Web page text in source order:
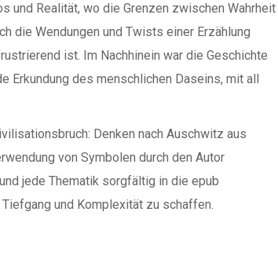
und Realität, wo die Grenzen zwischen Wahrheit
die Wendungen und Twists einer Erzählung
ist. Im Nachhinein war die Geschichte
Erkundung des menschlichen Daseins, mit all
Denken nach Auschwitz aus
von Symbolen durch den Autor
jede Thematik sorgfältig in die epub
und Komplexität zu schaffen.